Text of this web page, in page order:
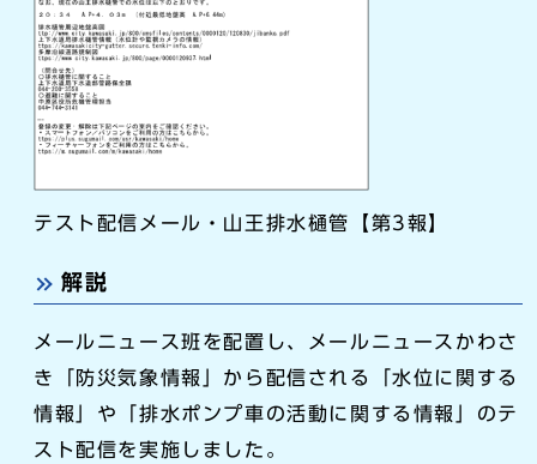
テスト配信メール・山王排水樋管【第3報】
解説
メールニュース班を配置し、メールニュースかわさ
き「防災気象情報」から配信される「水位に関する
情報」や「排水ポンプ車の活動に関する情報」のテ
スト配信を実施しました。